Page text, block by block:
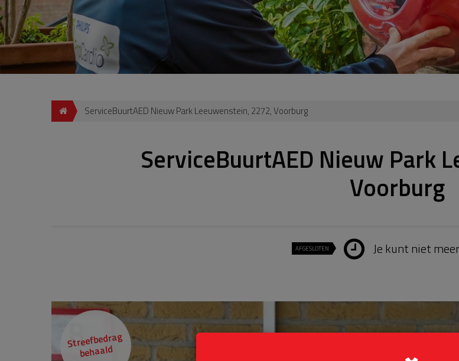
ServiceBuurtAED Nieuw Park Leeuwenstein, 2272, Voorburg
ServiceBuurtAED Nieuw Park
Voorburg
AFGESLOTEN Je kunt niet
Streefbedrag
behaald